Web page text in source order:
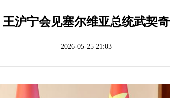
王沪宁会见塞尔维亚总统武契奇
2026-05-25 21:03